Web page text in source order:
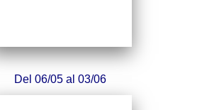
Del 06/05 al 03/06